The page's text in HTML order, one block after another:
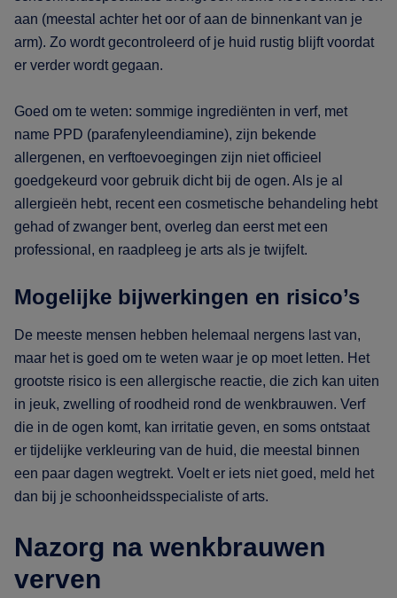
aan (meestal achter het oor of aan de binnenkant van je
arm). Zo wordt gecontroleerd of je huid rustig blijft voordat
er verder wordt gegaan.
Goed om te weten: sommige ingrediënten in verf, met
name PPD (parafenyleendiamine), zijn bekende
allergenen, en verftoevoegingen zijn niet officieel
goedgekeurd voor gebruik dicht bij de ogen. Als je al
allergieën hebt, recent een cosmetische behandeling hebt
gehad of zwanger bent, overleg dan eerst met een
professional, en raadpleeg je arts als je twijfelt.
Mogelijke bijwerkingen en risico’s
De meeste mensen hebben helemaal nergens last van,
maar het is goed om te weten waar je op moet letten. Het
grootste risico is een allergische reactie, die zich kan uiten
in jeuk, zwelling of roodheid rond de wenkbrauwen. Verf
die in de ogen komt, kan irritatie geven, en soms ontstaat
er tijdelijke verkleuring van de huid, die meestal binnen
een paar dagen wegtrekt. Voelt er iets niet goed, meld het
dan bij je schoonheidsspecialiste of arts.
Nazorg na wenkbrauwen
verven